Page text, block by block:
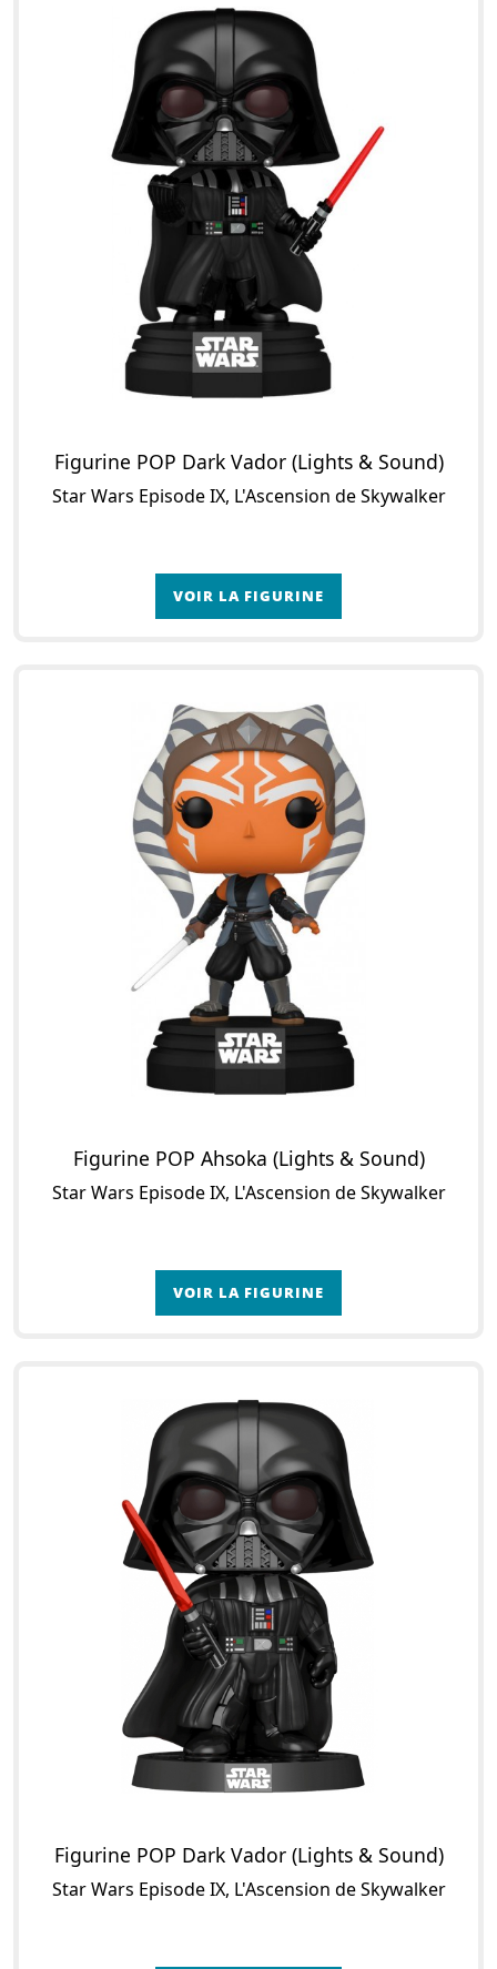
Figurine POP Dark Vador (Lights & Sound)
Star Wars Episode IX, L'Ascension de Skywalker
VOIR LA FIGURINE
Figurine POP Ahsoka (Lights & Sound)
Star Wars Episode IX, L'Ascension de Skywalker
VOIR LA FIGURINE
Figurine POP Dark Vador (Lights & Sound)
Star Wars Episode IX, L'Ascension de Skywalker